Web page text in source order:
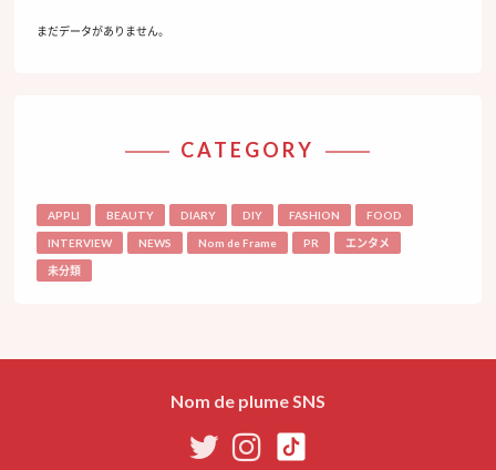
まだデータがありません。
CATEGORY
APPLI BEAUTY DIARY DIY FASHION FOOD
INTERVIEW NEWS Nom de Frame PR エンタメ
未分類
Nom de plume SNS